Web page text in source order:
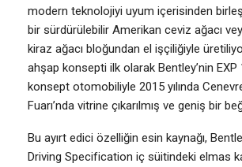
modern teknolojiyi uyum içerisinden
bir sürdürülebilir Amerikan ceviz ağacı
kiraz ağacı bloğundan el işçiliğiyle
ahşap konsepti ilk olarak Bentley’nin EXP
konsept otomobiliyle 2015 yılında
Fuarı’nda vitrine çıkarılmış ve geniş bir
Bu ayırt edici özelliğin esin kaynağı,
Driving Specification iç süitindeki elmas